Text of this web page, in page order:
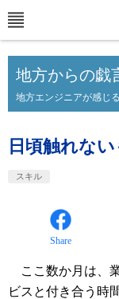
地方からの戯
地方エンジニアが感じ
日頃触れな
スキル
Share
ここ数か月は、
ビスと付き合う時